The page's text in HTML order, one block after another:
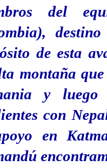
del
de esta
montaña
y luego
con
en